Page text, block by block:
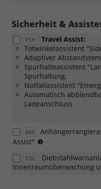
Sicherheit &
P5H
Travel Assist:
Totwinkelassistent
Adaptiver
Spurhalteassistent
Spurhaltung,
Notfallassistent
Automatisch
Ladeanschluss
8A9
Assist"
Verbindung
mit:
PDC
Innenraumüberwachung